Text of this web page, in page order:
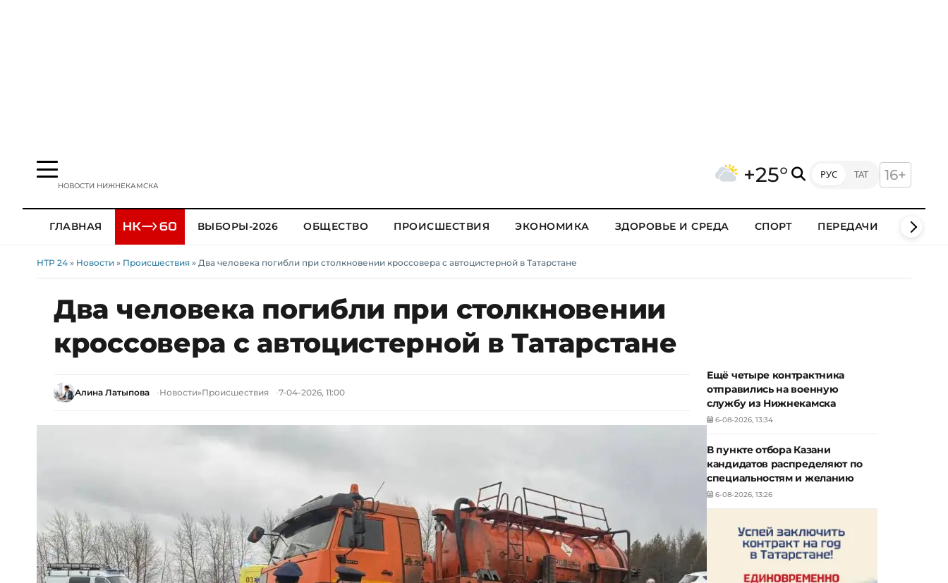
НОВОСТИ НИЖНЕКАМСКА +25° РУС ТАТ 16+
ГЛАВНАЯ ВЫБОРЫ-2026 ОБЩЕСТВО ПРОИСШЕСТВИЯ ЭКОНОМИКА ЗДОРОВЬЕ И СРЕДА СПОРТ ПЕРЕДАЧИ КЛИПЫ
НТР 24 » Новости » Происшествия » Два человека погибли при столкновении кроссовера с автоцистерной в Татарстане
Два человека погибли при столкновении
кроссовера с автоцистерной в Татарстане
Алина Латыпова Новости»Происшествия 7-04-2026, 11:00
Ещё четыре контрактника
отправились на военную
службу из Нижнекамска
6-08-2026, 13:34
В пункте отбора Казани
кандидатов распределяют по
специальностям и желанию
6-08-2026, 13:26